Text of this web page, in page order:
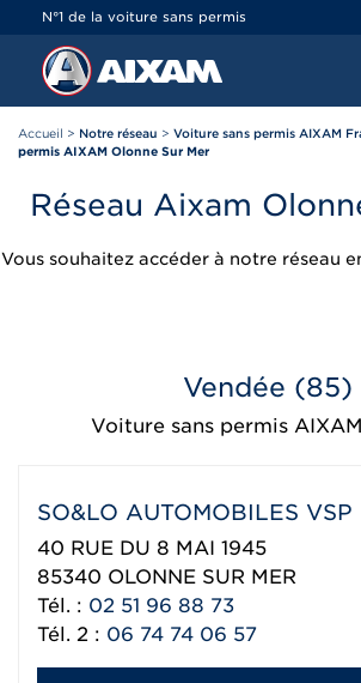
N°1 de la voiture sans permis
Accueil > Notre réseau > Voiture sans permis AIXAM
permis AIXAM Olonne Sur Mer
Réseau Aixam
Vous souhaitez accéder à notre réseau
Vendée (85)
Voiture sans permis
SO&LO AUTOMOBILES VSP
40 RUE DU 8 MAI 1945
85340 OLONNE SUR MER
Tél. : 02 51 96 88 73
Tél. 2 : 06 74 74 06 57
Panneau de gestion des cookies